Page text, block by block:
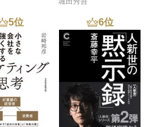
セスマネジメント
せ続ける
確保
5位 6位